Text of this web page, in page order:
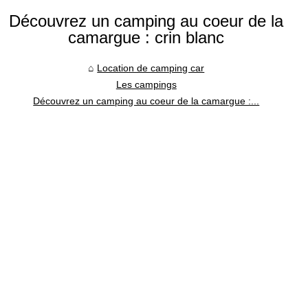
Découvrez un camping au coeur de la
camargue : crin blanc
Location de camping car
Les campings
Découvrez un camping au coeur de la camargue :...